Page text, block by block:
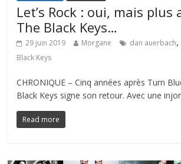
Let’s Rock : oui, mais plus
The Black Keys…
29 juin 2019 Morgane dan auerbach,
Black Keys
CHRONIQUE – Cinq années après Turn
Black Keys signe son retour. Avec une
Read more